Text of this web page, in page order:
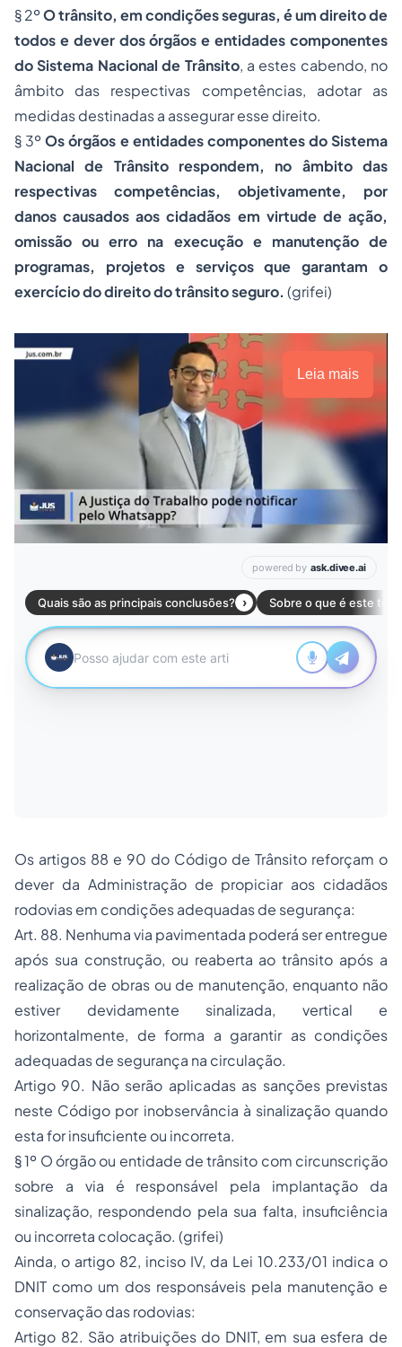
§ 2ºO trânsito, em condições seguras, é um direito de
todos e dever dos órgãos e entidades componentes
do Sistema Nacional de Trânsito, a estes cabendo, no
âmbito das respectivas competências, adotar as
medidas destinadas a assegurar esse direito.
§ 3ºOs órgãos e entidades componentes do Sistema
Nacional de Trânsito respondem, no âmbito das
respectivas competências, objetivamente, por
danos causados aos cidadãos em virtude de ação,
omissão ou erro na execução e manutenção de
programas, projetos e serviços que garantam o
exercício do direito do trânsito seguro. (grifei)
Leia mais
Os artigos 88 e 90 do Código de Trânsito reforçam o
dever da Administração de propiciar aos cidadãos
rodovias em condições adequadas de segurança:
Art. 88. Nenhuma via pavimentada poderá ser entregue
após sua construção, ou reaberta ao trânsito após a
realização de obras ou de manutenção, enquanto não
estiver devidamente sinalizada, vertical e
horizontalmente, de forma a garantir as condições
adequadas de segurança na circulação.
Artigo 90. Não serão aplicadas as sanções previstas
neste Código por inobservância à sinalização quando
esta for insuficiente ou incorreta.
§ 1º O órgão ou entidade de trânsito com circunscrição
sobre a via é responsável pela implantação da
sinalização, respondendo pela sua falta, insuficiência
ou incorreta colocação. (grifei)
Ainda, o artigo 82, inciso IV, da Lei 10.233/01 indica o
DNIT como um dos responsáveis pela manutenção e
conservação das rodovias:
Artigo 82. São atribuições do DNIT, em sua esfera de